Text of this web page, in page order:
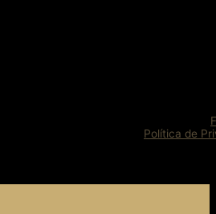
Política de